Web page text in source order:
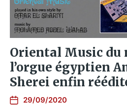
Oriental Music du
l’orgue égyptien
Sherei enfin
29/09/2020